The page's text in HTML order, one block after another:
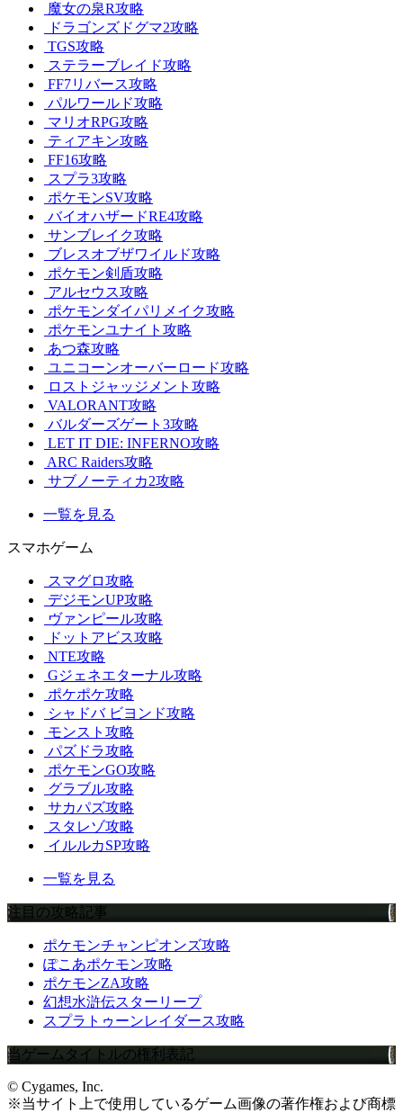
魔女の泉R攻略
ドラゴンズドグマ2攻略
TGS攻略
ステラーブレイド攻略
FF7リバース攻略
パルワールド攻略
マリオRPG攻略
ティアキン攻略
FF16攻略
スプラ3攻略
ポケモンSV攻略
バイオハザードRE4攻略
サンブレイク攻略
ブレスオブザワイルド攻略
ポケモン剣盾攻略
アルセウス攻略
ポケモンダイパリメイク攻略
ポケモンユナイト攻略
あつ森攻略
ユニコーンオーバーロード攻略
ロストジャッジメント攻略
VALORANT攻略
バルダーズゲート3攻略
LET IT DIE: INFERNO攻略
ARC Raiders攻略
サブノーティカ2攻略
一覧を見る
スマホゲーム
スマグロ攻略
デジモンUP攻略
ヴァンピール攻略
ドットアビス攻略
NTE攻略
Gジェネエターナル攻略
ポケポケ攻略
シャドバ ビヨンド攻略
モンスト攻略
パズドラ攻略
ポケモンGO攻略
グラブル攻略
サカパズ攻略
スタレゾ攻略
イルルカSP攻略
一覧を見る
注目の攻略記事
ポケモンチャンピオンズ攻略
ぽこあポケモン攻略
ポケモンZA攻略
幻想水滸伝スターリープ
スプラトゥーンレイダース攻略
当ゲームタイトルの権利表記
© Cygames, Inc.
※当サイト上で使用しているゲーム画像の著作権および商標